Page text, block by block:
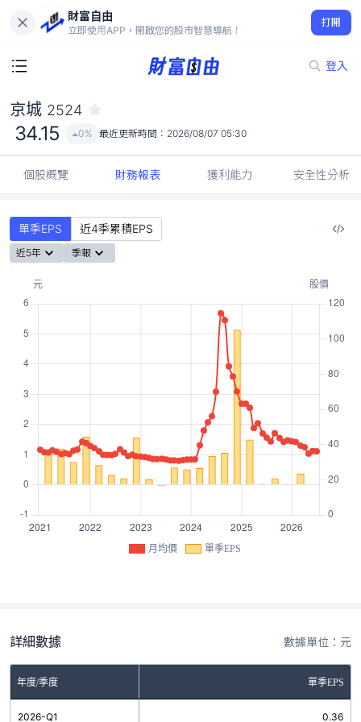
財富自由
立即使用APP，開啟您的股市智慧導航！
打開
登入
34.15
0%
京城 2524
34.15 0% 最近更新時間： 2026/08/07 05:30
個股概覽 財務報表 獲利能力 安全性分析
單季EPS 近4季累積EPS
近5年 季報
月均價 單季EPS
詳細數據 數據單位：元
年度/季度 單季EPS
2026-Q1 0.36